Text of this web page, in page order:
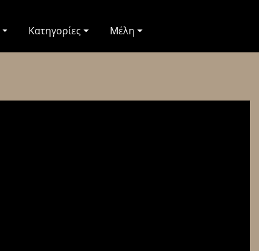
Κατηγορίες Μέλη